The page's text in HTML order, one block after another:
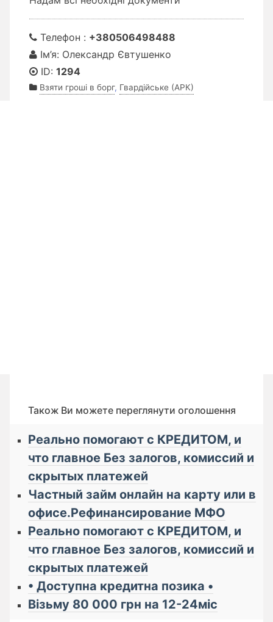
Телефон : +380506498488
Ім’я: Олександр Євтушенко
ID: 1294
Взяти гроші в борг, Гвардійське (АРК)
Також Ви можете переглянути оголошення
Реально помогают с КРЕДИТОМ, и
что главное Бeз зaлoгoв, кoмиссий и
cкрытых плaтeжей
Частный займ онлайн на карту или в
офисе.Рефинансирование МФО
Реально помогают с КРЕДИТОМ, и
что главное Бeз зaлoгoв, кoмиссий и
cкрытых плaтeжей
• Доступна кредитна позика •
Візьму 80 000 грн на 12-24міс